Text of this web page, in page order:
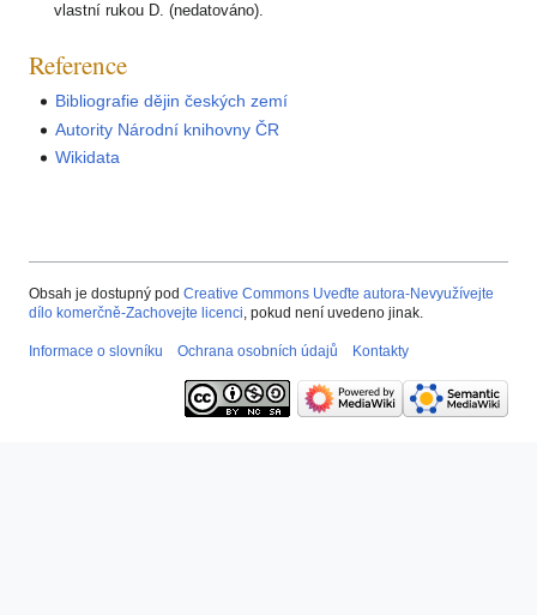
vlastní rukou D. (nedatováno).
Reference
Bibliografie dějin českých zemí
Autority Národní knihovny ČR
Wikidata
Obsah je dostupný pod Creative Commons Uveďte autora-Nevyužívejte
dílo komerčně-Zachovejte licenci , pokud není uvedeno jinak.
Informace o slovníku Ochrana osobních údajů Kontakty